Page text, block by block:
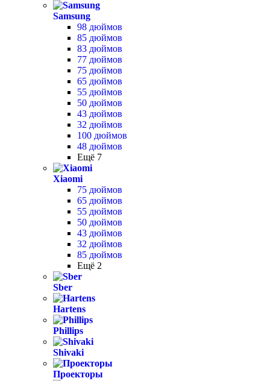
Samsung
98 дюймов
85 дюймов
83 дюймов
77 дюймов
75 дюймов
65 дюймов
55 дюймов
50 дюймов
43 дюймов
32 дюймов
100 дюймов
48 дюймов
Ещё 7
Xiaomi
75 дюймов
65 дюймов
55 дюймов
50 дюймов
43 дюймов
32 дюймов
85 дюймов
Ещё 2
Sber
Hartens
Phillips
Shivaki
Проекторы